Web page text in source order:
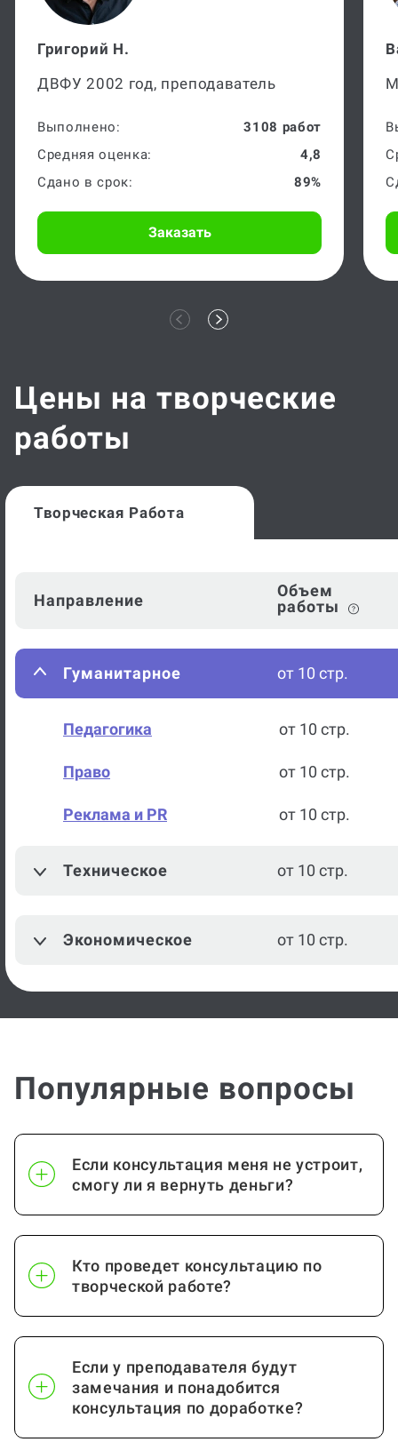
Григорий Н.
ДВФУ 2002 год, преподаватель
Выполнено:
3108 работ
Средняя оценка:
4,8
Сдано в срок:
89%
Заказать
Цены на творческие
работы
Творческая Работа
Направление
Объем
работы
Гуманитарное от 10 стр.
Педагогика от 10 стр.
Право от 10 стр.
Реклама и PR от 10 стр.
Техническое от 10 стр.
Экономическое от 10 стр.
Популярные вопросы
Если консультация меня не устроит,
смогу ли я вернуть деньги?
Кто проведет консультацию по
творческой работе?
Если у преподавателя будут
замечания и понадобится
консультация по доработке?